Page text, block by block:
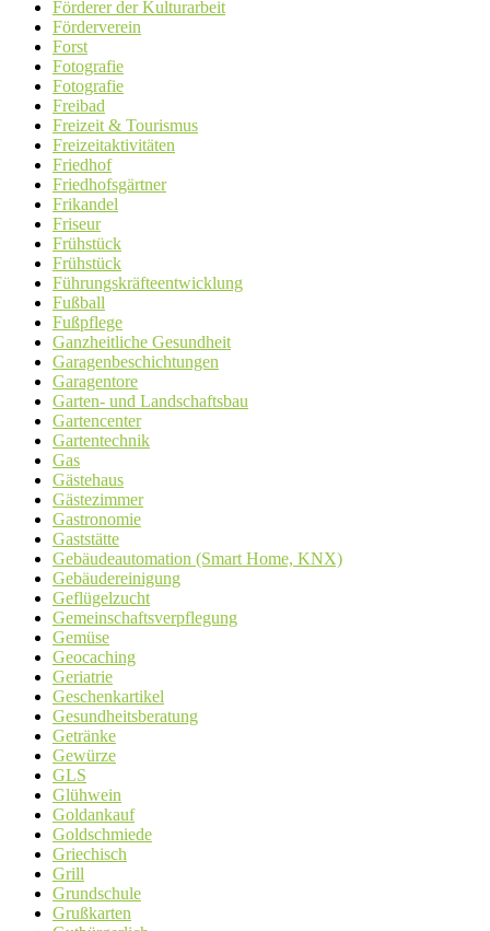
Förderer der Kulturarbeit
Förderverein
Forst
Fotografie
Fotografie
Freibad
Freizeit & Tourismus
Freizeitaktivitäten
Friedhof
Friedhofsgärtner
Frikandel
Friseur
Frühstück
Frühstück
Führungskräfteentwicklung
Fußball
Fußpflege
Ganzheitliche Gesundheit
Garagenbeschichtungen
Garagentore
Garten- und Landschaftsbau
Gartencenter
Gartentechnik
Gas
Gästehaus
Gästezimmer
Gastronomie
Gaststätte
Gebäudeautomation (Smart Home, KNX)
Gebäudereinigung
Geflügelzucht
Gemeinschaftsverpflegung
Gemüse
Geocaching
Geriatrie
Geschenkartikel
Gesundheitsberatung
Getränke
Gewürze
GLS
Glühwein
Goldankauf
Goldschmiede
Griechisch
Grill
Grundschule
Grußkarten